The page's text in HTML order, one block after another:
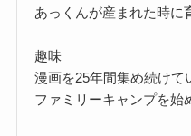
あっくんが産まれた時に
趣味
漫画を25年間集め続けて
ファミリーキャンプを始